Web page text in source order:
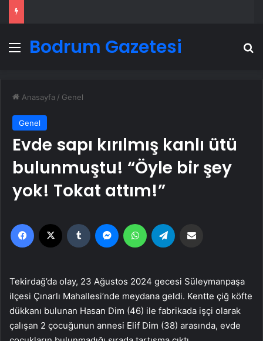
Menü
Bodrum Gazetesi
Anasayfa / Genel
Genel
Evde sapı kırılmış kanlı ütü
bulunmuştu! “Öyle bir şey
yok! Tokat attım!”
Facebook Tumblr MessengerWhatsApp
Tekirdağ’da olay, 23 Ağustos 2024 gecesi Süleymanpaşa
ilçesi Çınarlı Mahallesi’nde meydana geldi. Kentte çiğ köfte
dükkanı bulunan Hasan Dim (46) ile fabrikada işçi olarak
çalışan 2 çocuğunun annesi Elif Dim (38) arasında, evde